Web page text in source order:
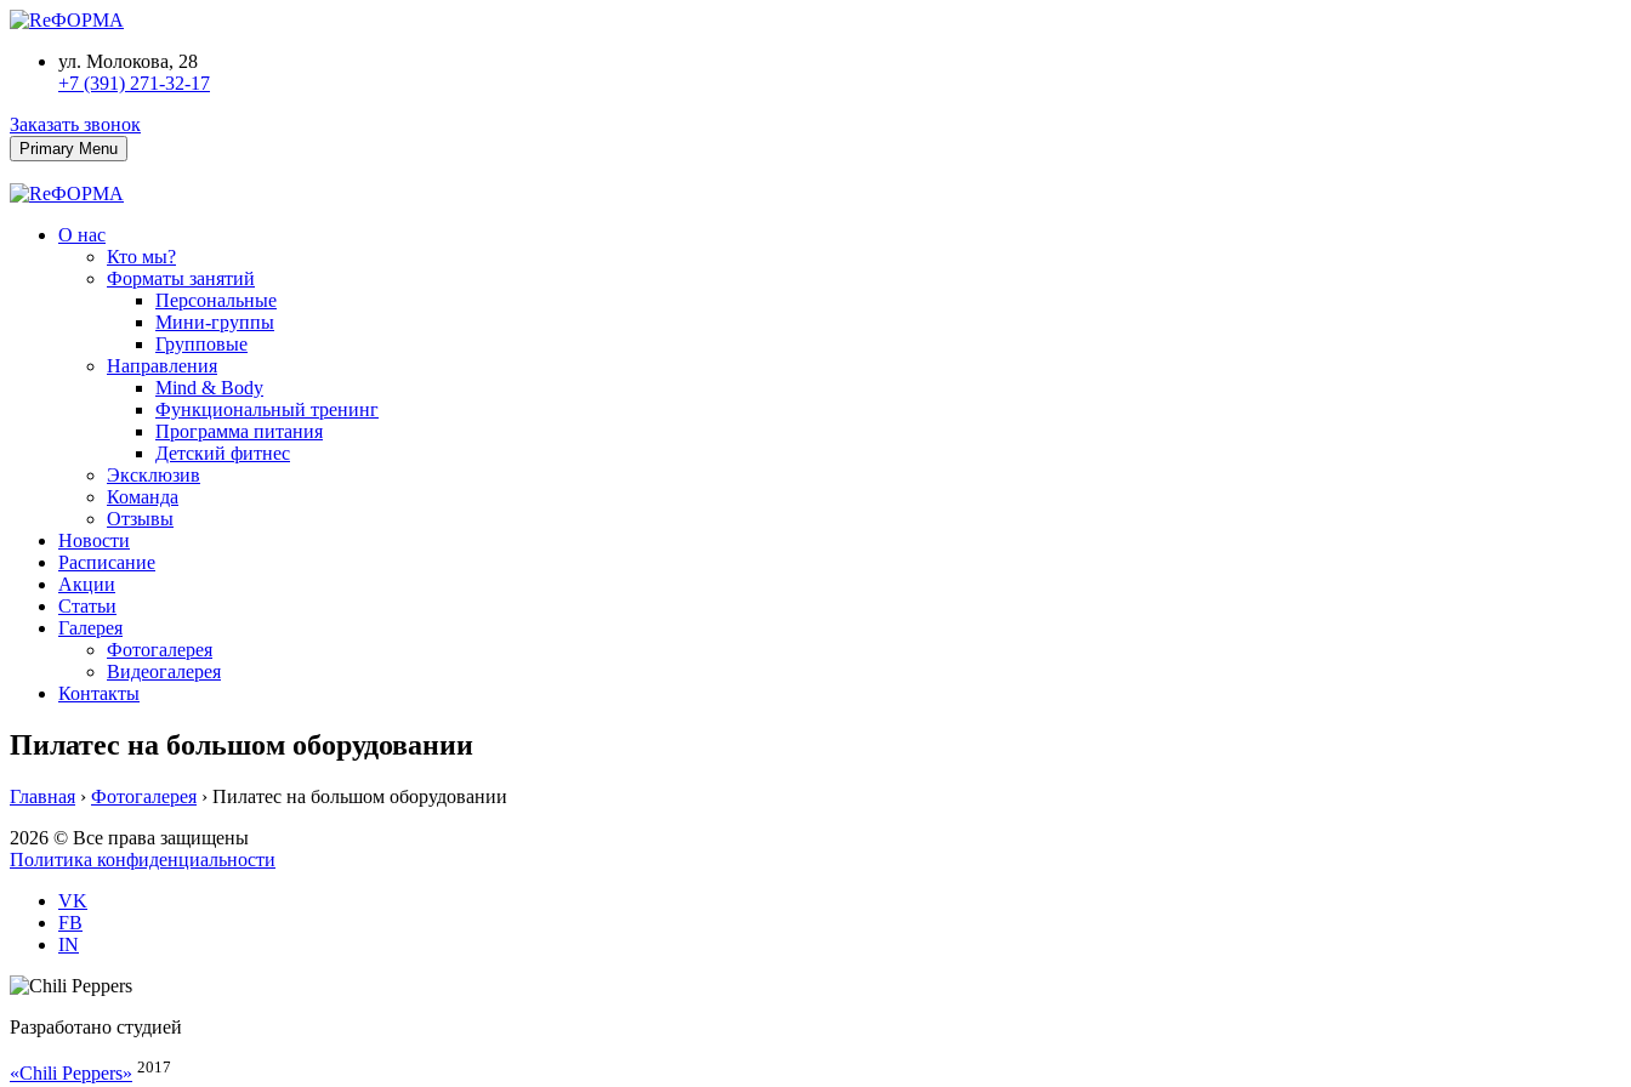
ул. Молокова, 28
+7 (391) 271-32-17
Заказать звонок
Primary Menu
О нас
Кто мы?
Форматы занятий
Персональные
Мини-группы
Групповые
Направления
Mind & Body
Функциональный тренинг
Программа питания
Детский фитнес
Эксклюзив
Команда
Отзывы
Новости
Расписание
Акции
Статьи
Галерея
Фотогалерея
Видеогалерея
Контакты
Пилатес на большом оборудовании
Главная › Фотогалерея › Пилатес на большом оборудовании
2026 © Все права защищены
Политика конфиденциальности
VK
FB
IN
Разработано студией
«Chili Peppers» 2017